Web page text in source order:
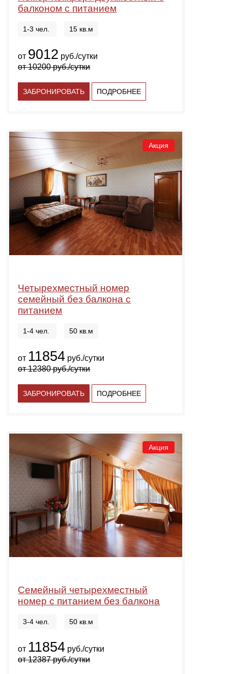
балконом с питанием
1-3 чел. 15 кв.м
от 9012 руб./сутки
от10200руб./сутки
ЗАБРОНИРОВАТЬ ПОДРОБНЕЕ
Акция
Четырехместный номер
семейный без балкона с
питанием
1-4 чел. 50 кв.м
от 11854 руб./сутки
от12380руб./сутки
ЗАБРОНИРОВАТЬ ПОДРОБНЕЕ
Акция
Семейный четырехместный
номер с питанием без балкона
3-4 чел. 50 кв.м
от 11854 руб./сутки
от12387руб./сутки